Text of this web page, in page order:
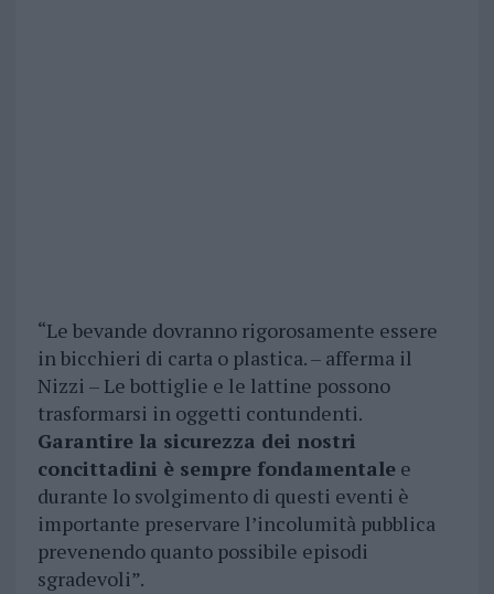
“Le bevande dovranno rigorosamente essere
in bicchieri di carta o plastica. – afferma il
Nizzi – Le bottiglie e le lattine possono
trasformarsi in oggetti contundenti.
Garantire la sicurezza dei nostri
concittadini è sempre fondamentalee
durante lo svolgimento di questi eventi è
importante preservare l’incolumità pubblica
prevenendo quanto possibile episodi
sgradevoli”.